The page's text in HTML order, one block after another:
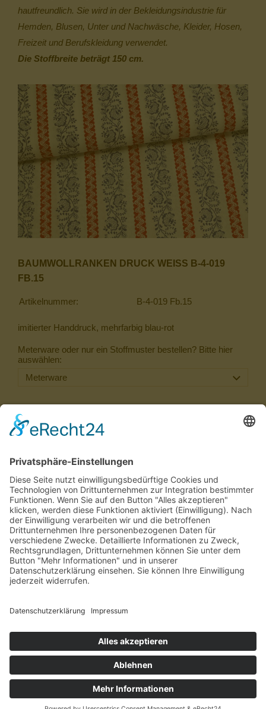
hautfreundlich. Sie wird in der Bekleidungsindustrie für
Hemden, Blusen, Unter und Nachwäsche, Kleider, Hosen,
Freizeit und Berufskleidung verwendet.
Die Stoffbreite beträgt 150 cm.
BAUMWOLLRANKEN DRUCK WEISS B-4-019 F
B.15
Artikelnummer: B-4-019 Fb.15
imitierter Handdruck, mehrfarbig blau-rot
Meterware oder nur ein Stoffmuster bestellen? Bitte hier
auswählen:
44,90 €
Inkl. 20 % USt. zzgl. Versand
Sofort ab Lager
Laufmeter *(40,00 € / lfm):
In den Warenkorb
Für später merken
SO FINDEN SIE UNS
VERSANDZAHLUNGAGBSENDUNGSVERFOLGUNG
WIDERRUFSRECHTDISCLAIMERDATENSCHUTZ
BARRIEREFREI